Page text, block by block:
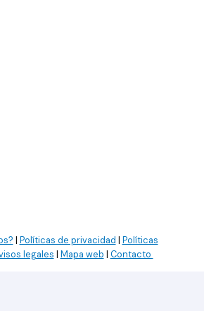
| Políticas de privacidad | Políticas
legales | Mapa web | Contacto